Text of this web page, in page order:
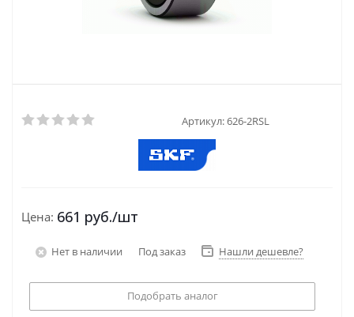
Артикул:626-2RSL
Цена: 661 руб./шт
Нет в наличии Под заказ Нашли дешевле?
Подобрать аналог